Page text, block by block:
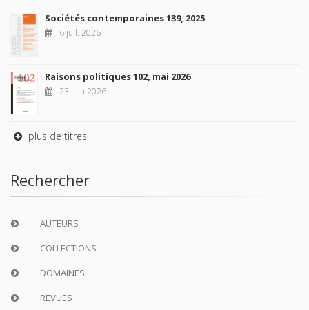
Sociétés contemporaines 139, 2025
6 juil. 2026
Raisons politiques 102, mai 2026
23 juin 2026
plus de titres
Rechercher
AUTEURS
COLLECTIONS
DOMAINES
REVUES